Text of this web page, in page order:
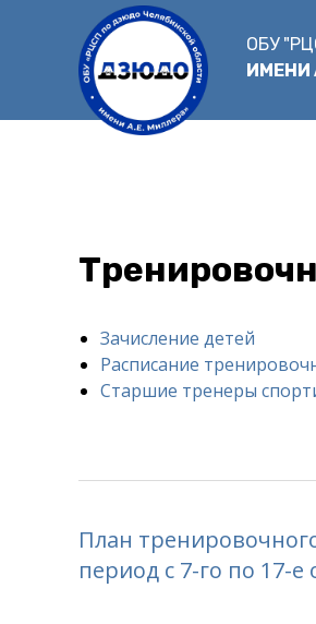
основному
содержанию
ОБУ
ИМЕНИ
Main
menu
Зачисление детей
Расписание
Старшие тренеры
План
период с 7-го по 17-е